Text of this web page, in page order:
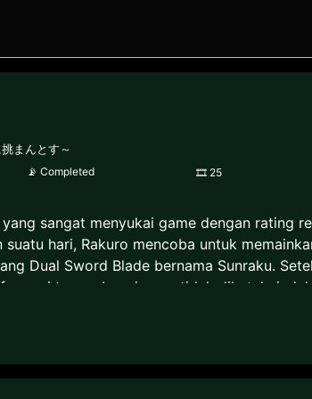
まんとす～
📡Completed 🎞 25
sangat menyukai game dengan rating
hari, Rakuro mencoba untuk
Dual Sword Blade bernama Sunraku.
tersembunyi yang tidak diketahui